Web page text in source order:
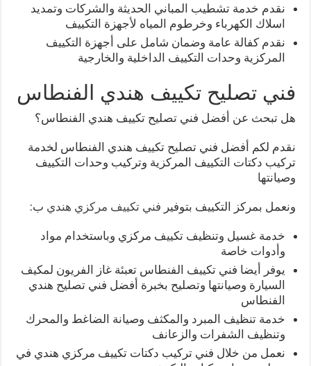
نقدم خدمة تشطيب المباني الحديثة والشركات وتمديد
اسلاك الكهرباء وخرطوم المياه لأجهزة التكييف
نقدم كفالة عامة وضمان شامل على أجهزة التكييف
المركزية وحدات التكييف الداخلية والخارجية
فني تصليح تكييف هندي الفنطاس
هل تبحث عن أفضل فني تصليح تكييف هندي الفنطاس؟
نقدم لكم أفضل فني تصليح تكييف هندي الفنطاس لخدمة
تركيب دكتات التكييف المركزية وتركيب وحدات التكييف
وصيانتها
ونعمل بمركز التكييف بتوفير فني تكييف مركزي هندي ب:
خدمة غسيل وتنظيف تكييف مركزي وباستخدام مواد
وأدوات خاصة
يوفر أيضا فني تكييف الفنطاس تعبئة غاز الفريون لمكيف
السيارة وصيانتها وتصليح بخبرة أفضل فني تصليح هندي
الفنطاس
خدمة تنظيف المبرد والمكثف وصيانة الضاغط والمحرك
وتنظيف الشفرات والزعانف
نعمل من خلال فني تركيب دكتات تكييف مركزي هندي في